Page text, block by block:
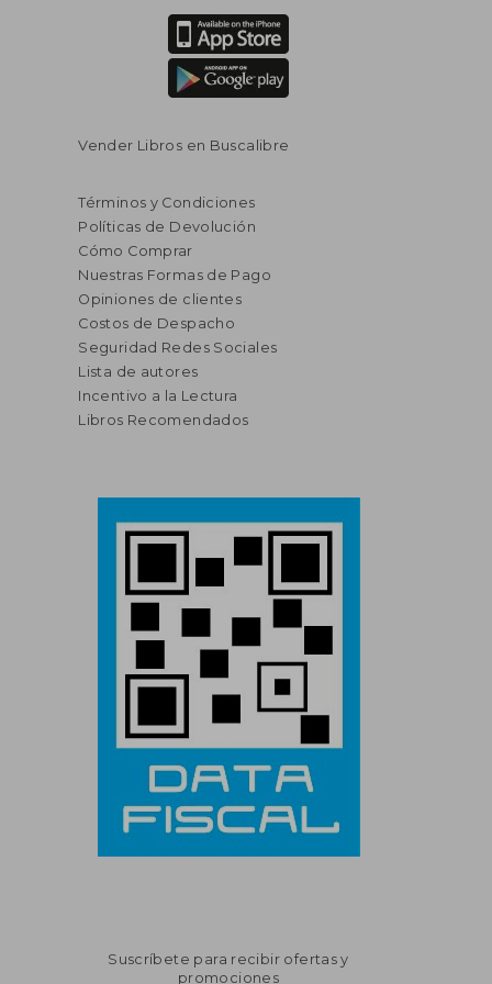
Vender Libros en Buscalibre
Términos y Condiciones
Políticas de Devolución
Cómo Comprar
Nuestras Formas de Pago
Opiniones de clientes
Costos de Despacho
Seguridad Redes Sociales
Lista de autores
Incentivo a la Lectura
Libros Recomendados
Suscríbete para recibir ofertas y
promociones